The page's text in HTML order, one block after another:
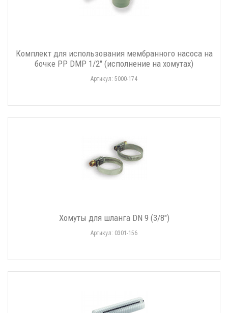
Комплект для использования мембранного насоса на
бочке PP DMP 1/2" (исполнение на хомутах)
Артикул: 5000-174
Хомуты для шланга DN 9 (3/8")
Артикул: 0301-156